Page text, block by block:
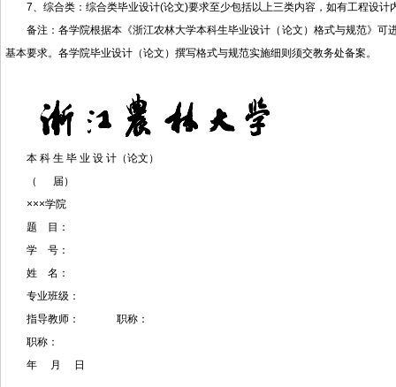
7、综合类：综合类毕业设计(论文)要求至少包括以上三类内容，如有工程设
备注：各学院根据本《浙江农林大学本科生毕业设计（论文）格式与规范》
基本要求。各学院毕业设计（论文）撰写格式与规范实施细则须交教务处备案。
本 科 生 毕 业 设 计（论文）
（ 届）
×××学院
题 目：
学 号：
姓 名：
专业班级：
指导教师： 职称：
职称：
年 月 日